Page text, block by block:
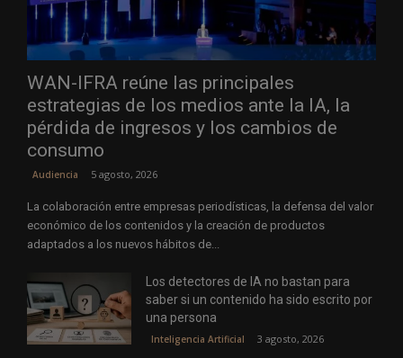
WAN-IFRA reúne las principales
estrategias de los medios ante la IA, la
pérdida de ingresos y los cambios de
consumo
Audiencia 5 agosto, 2026
La colaboración entre empresas periodísticas, la defensa del valor
económico de los contenidos y la creación de productos
adaptados a los nuevos hábitos de...
Los detectores de IA no bastan para
saber si un contenido ha sido escrito por
una persona
Inteligencia Artificial 3 agosto, 2026